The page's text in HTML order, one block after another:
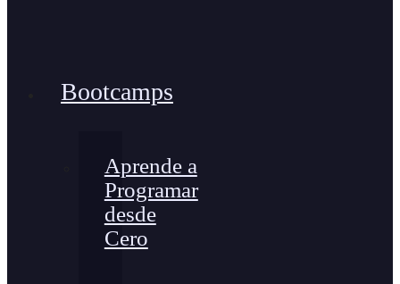
Bootcamps
Aprende a
Programar
desde
Cero